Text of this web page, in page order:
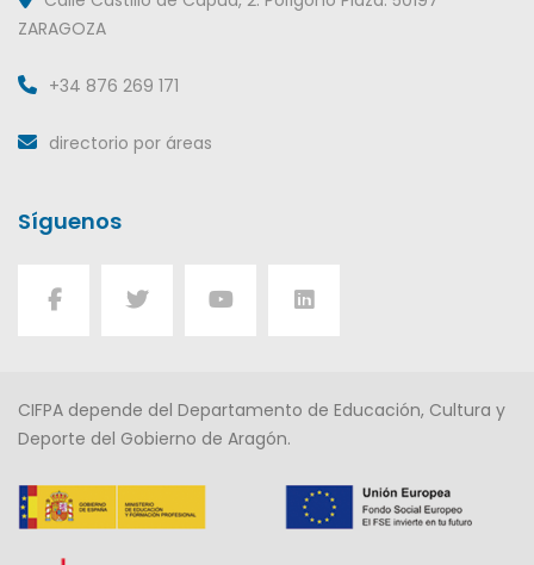
ZARAGOZA
+34 876 269 171
directorio por áreas
Síguenos
CIFPA depende del Departamento de Educación, Cultura y
Deporte del Gobierno de Aragón.